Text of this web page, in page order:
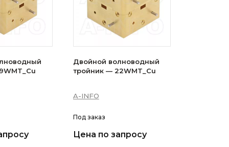
Двойной волноводный
тройник — 22WMT_Cu
A-INFO
Под заказ
Цена по запросу